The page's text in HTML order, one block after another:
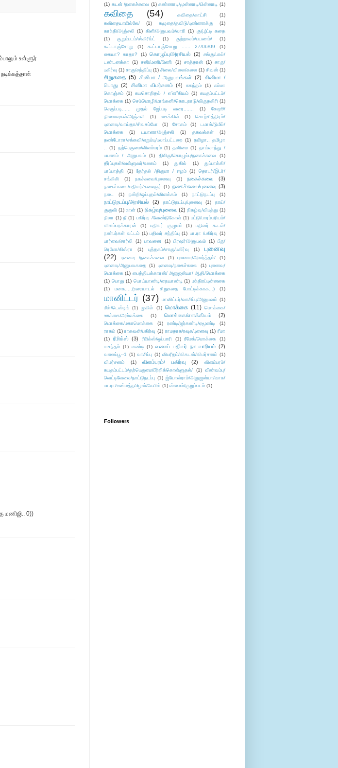
உள்ளூர்
மணிஜி.. 0))
(1) கடன் /நகைச்சுவை (1) கண்ணாடி/முன்னாடி/பின்னாடி (1)
கவிதை (54) கவிதை/காட்சி
(1)
கவிதையாமில்லே/
(1) கழுதை/தவிடு/புண்ணாக்கு
(1)
காந்தி/அஞ்சலி (1) கிளி/அனுபவம்/லாரி (1) கு(பு)ட்டி கதை
(1)
குறும்படம்/ஸ்கிரிப்ட் (1) குற்றாலம்/பயணம்/
(1)
கூட்டாஞ்சோறு
(1) கூட்டாஞ்சோறு ...... 27/06/09
(1)
கையா? காதா?
(1) கொழுப்பு/அரசியல் (2)
சங்கு/பால்/
டண்டனக்கா
(1) சனி/மணி/பிணி (1) சாத்தான் (1) சாரு/
பகிர்வு (1) சாரு/சந்திப்பு (1) சிலை/விலை/கலை (1) சிவன் (1)
சிறுகதை (5) சினிமா / அனுபவங்கள் (2)
சினிமா /
பொது (2) சினிமா விமர்சனம் (4) சுகந்தம் (1)
சும்மா
கொஞ்சம் (1) சுயசொறிதல் / எ”ள”கியம் (1) சுயதம்பட்டம்/
மொக்கை (1) செம்மொழி/மாங்கனி/கொடநாடு/விருதகிரி (1)
செருப்படி...... முதல் ஜேப்படி வரை.......
(1)
சேஷூ/
நினைவுகள்/அஞ்சலி
(1) சைக்கிள் (1)
சொற்சித்திரம்/
புனைவு/வாய்தா/சிவசம்போ
(1) சோகம் (1)
டமால்/டுமீல்/
மொக்கை
(1) டயானா/அஞ்சலி (1) தகவல்கள்
(1)
தண்டோரா/சங்கவி/எறும்பு/பலாப்பட்டறை (1) தமிழா.. தமிழா
.. (1) தற்பெருமை/விளம்பரம் (1) தனிமை (1) தாய்லாந்து /
பயணம் / அனுபவம்
(1) திமிரு/கொழுப்பு/நகைச்சுவை
(1)
தீர்ப்புகள்/வள்ளுவர்/உலகம்
(1) துகில் (1)
துப்பாக்கி/
பாப்பாத்தி
(1) தேர்தல் /திருமா / ஈழம் (1)
தொடர்/இடர்/
சங்கிலி
(1) நகச்சுவை/புனைவு (1) நகைச்சுவை (3)
நகைச்சுவை/பதிவர்/கலைஞர் (1) நகைச்சுவை/புனைவு (3)
நடை (1) நன்றி/ஒப்புதல்/விளக்கம் (1) நாட்டுநடப்பு (1)
நாட்டுநடப்பு/அரசியல் (2) நாட்டுநடப்பு/புனைவு (1)
நாய்/
குருவி (1) நான் (1) நிகழ்வு/புனைவு (2) நிகழ்வு/விபத்து (1)
நிலா (1) நீ (1) பகிர்வு /வேண்டுகோள் (1) பட்டு/பாரம்பரியம்/
விளம்பரக்காரன்
(1) பதிவர் குழுமம் (1)
பதிவர் கூடல்/
நண்பர்கள் வட்டம் (1) பதிவர் சந்திப்பு (1) பா.ரா /பகிர்வு (1)
பார்வை/சார்லி
(1) பாவனை (1) பிரஷர்/அனுபவம் (1) பீரு/
ரெமோ/கிஸ்ரா
(1) புத்தகம்/சாரு/பகிர்வு (1)
புனைவு
(22)
புனைவு /நகைச்சுவை (1) புனைவு/அனர்த்தம்/
(1)
புனைவு/அனுபவகதை (1) புனைவு/நகைச்சுவை (1) புனைவு/
மொக்கை (1) பைத்தியக்காரன்/ அனுஜன்யா/ ஆதி/மொக்கை
(1) பொது (1) பொய்யாண்டி/நையாண்டி (1) மந்திரப்புன்னகை
(1)
மனசு.....(உரையாடல் சிறுகதை போட்டிக்காக...) (1)
மானிட்டர் (37) மானிட்டர்/வாசிப்பு/அனுபவம் (1)
மீள்/டெஸ்டிங் (1) முகில் (1) மொக்கை (11) மொக்கை/
ஊக்கை/அல்லக்கை
(1) மொக்கை/எளக்கியம் (2)
மொக்கை/மகாமொக்கை (1) ரண்டி/ஜர்கண்டி/ஏமூண்டி
(1)
ராகம் (1) ராகவன்/பகிர்வு (1) ராமதாசு/ரவுசு/புனைவு (1) ரீமா
(1)
ரீமிக்ஸ் (3) ரீமிக்ஸ்/ஒப்பாரி (1) ரீமேக்/மொக்கை
(1)
வசந்தம் (1) வண்டி (1) வலைப் பதிவர் நல வாரியம் (2)
வலைப்பூ--1 (1) வாசிப்பு (1) விபரீதம்/விகடன்/விமர்சனம் (1)
விமர்சனம்
(1) விளம்பரம்/ பகிர்வு (2)
விளம்பரம்/
சுயதம்பட்டம்/தற்பெருமை/பீற்றிக்கொள்ளுதல்/
(1) வீண்வம்பு/
வெட்டிவேலை/நாட்டுநடப்பு (1) ஜ்யோவ்ராம்/அனுஜன்யா/வாசு/
பா.ரா/உண்மத்தமிழன்/கேபிள் (1) ஸ்மைல்/குறும்படம் (1)
Followers